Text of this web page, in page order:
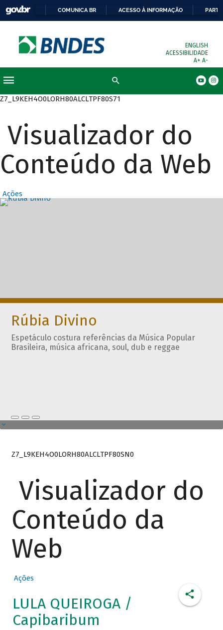
COMUNICA BR ACESSO À INFORMAÇÃO
ENGLISH
ACESSIBILIDADE
A+ A-
Z7_L9KEH4O0LORH80ALCLTPF80S71
Visualizador do
Conteúdo da Web
Ações
Destaques
Rúbia Divino
Espetáculo costura referências da Música Popular
Brasileira, música africana, soul, dub e reggae
Z7_L9KEH4O0LORH80ALCLTPF80SN0
Visualizador do
Conteúdo da
Web
Ações
LULA QUEIROGA /
Capibaribum